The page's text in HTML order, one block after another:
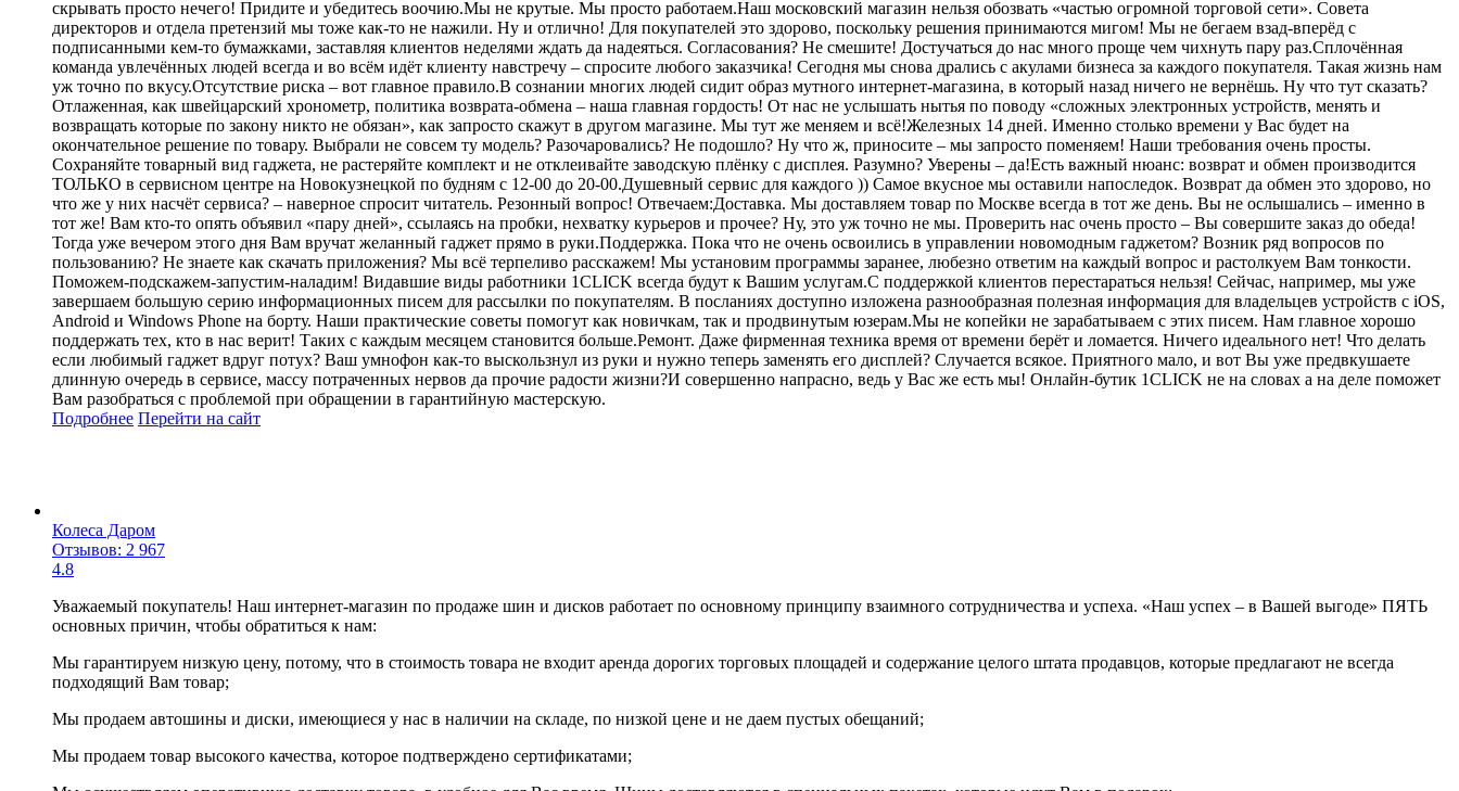
скрывать просто нечего! Придите и убедитесь воочию.Мы не крутые. Мы просто работаем.Наш московский магазин нельзя обозвать «частью огромной торговой сети». Совета
директоров и отдела претензий мы тоже как-то не нажили. Ну и отлично! Для покупателей это здорово, поскольку решения принимаются мигом! Мы не бегаем взад-вперёд с
подписанными кем-то бумажками, заставляя клиентов неделями ждать да надеяться. Согласования? Не смешите! Достучаться до нас много проще чем чихнуть пару раз.Сплочённая
команда увлечённых людей всегда и во всём идёт клиенту навстречу – спросите любого заказчика! Сегодня мы снова дрались с акулами бизнеса за каждого покупателя. Такая жизнь нам
уж точно по вкусу.Отсутствие риска – вот главное правило.В сознании многих людей сидит образ мутного интернет-магазина, в который назад ничего не вернёшь. Ну что тут сказать?
Отлаженная, как швейцарский хронометр, политика возврата-обмена – наша главная гордость! От нас не услышать нытья по поводу «сложных электронных устройств, менять и
возвращать которые по закону никто не обязан», как запросто скажут в другом магазине. Мы тут же меняем и всё!Железных 14 дней. Именно столько времени у Вас будет на
окончательное решение по товару. Выбрали не совсем ту модель? Разочаровались? Не подошло? Ну что ж, приносите – мы запросто поменяем! Наши требования очень просты.
Сохраняйте товарный вид гаджета, не растеряйте комплект и не отклеивайте заводскую плёнку с дисплея. Разумно? Уверены – да!Есть важный нюанс: возврат и обмен производится
ТОЛЬКО в сервисном центре на Новокузнецкой по будням с 12-00 до 20-00.Душевный сервис для каждого )) Самое вкусное мы оставили напоследок. Возврат да обмен это здорово, но
что же у них насчёт сервиса? – наверное спросит читатель. Резонный вопрос! Отвечаем:Доставка. Мы доставляем товар по Москве всегда в тот же день. Вы не ослышались – именно в
тот же! Вам кто-то опять объявил «пару дней», ссылаясь на пробки, нехватку курьеров и прочее? Ну, это уж точно не мы. Проверить нас очень просто – Вы совершите заказ до обеда!
Тогда уже вечером этого дня Вам вручат желанный гаджет прямо в руки.Поддержка. Пока что не очень освоились в управлении новомодным гаджетом? Возник ряд вопросов по
пользованию? Не знаете как скачать приложения? Мы всё терпеливо расскажем! Мы установим программы заранее, любезно ответим на каждый вопрос и растолкуем Вам тонкости.
Поможем-подскажем-запустим-наладим! Видавшие виды работники 1CLICK всегда будут к Вашим услугам.С поддержкой клиентов перестараться нельзя! Сейчас, например, мы уже
завершаем большую серию информационных писем для рассылки по покупателям. В посланиях доступно изложена разнообразная полезная информация для владельцев устройств с iOS,
Android и Windows Phone на борту. Наши практические советы помогут как новичкам, так и продвинутым юзерам.Мы не копейки не зарабатываем с этих писем. Нам главное хорошо
поддержать тех, кто в нас верит! Таких с каждым месяцем становится больше.Ремонт. Даже фирменная техника время от времени берёт и ломается. Ничего идеального нет! Что делать
если любимый гаджет вдруг потух? Ваш умнофон как-то выскользнул из руки и нужно теперь заменять его дисплей? Случается всякое. Приятного мало, и вот Вы уже предвкушаете
длинную очередь в сервисе, массу потраченных нервов да прочие радости жизни?И совершенно напрасно, ведь у Вас же есть мы! Онлайн-бутик 1CLICK не на словах а на деле поможет
Вам разобраться с проблемой при обращении в гарантийную мастерскую.
Подробнее Перейти на сайт
Колеса Даром
Отзывов: 2 967
4.8
Уважаемый покупатель! Наш интернет-магазин по продаже шин и дисков работает по основному принципу взаимного сотрудничества и успеха. «Наш успех – в Вашей выгоде» ПЯТЬ
основных причин, чтобы обратиться к нам:
Мы гарантируем низкую цену, потому, что в стоимость товара не входит аренда дорогих торговых площадей и содержание целого штата продавцов, которые предлагают не всегда
подходящий Вам товар;
Мы продаем автошины и диски, имеющиеся у нас в наличии на складе, по низкой цене и не даем пустых обещаний;
Мы продаем товар высокого качества, которое подтверждено сертификатами;